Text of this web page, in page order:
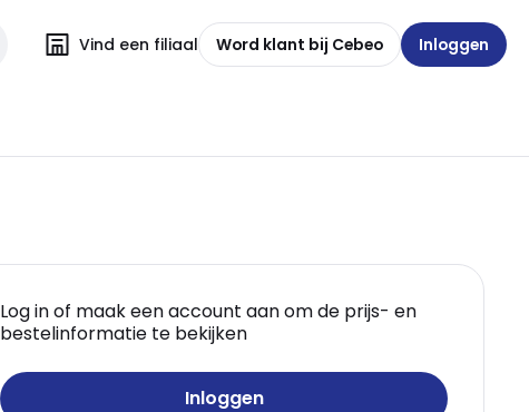
Vind een filiaal Word klant bij Cebeo Inloggen
Log in of maak een account aan om de prijs- en
bestelinformatie te bekijken
Inloggen